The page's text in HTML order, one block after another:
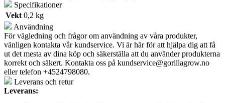
Specifikationer
Vekt 0,2 kg
Användning
För vägledning och frågor om användning av våra produkter,
vänligen kontakta vår kundservice. Vi är här för att hjälpa dig att få
ut det mesta av dina köp och säkerställa att du använder produkterna
korrekt och säkert. Kontakta oss på kundservice@gorillagrow.no
eller telefon +4524798080.
Leverans och retur
Leverans: